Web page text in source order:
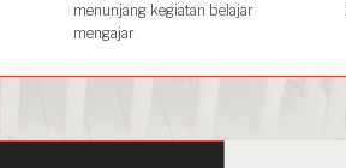
menunjang kegiatan belajar
mengajar